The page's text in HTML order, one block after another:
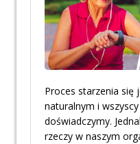
Proces starzenia się
naturalnym i
doświadczymy.
rzeczy w naszym